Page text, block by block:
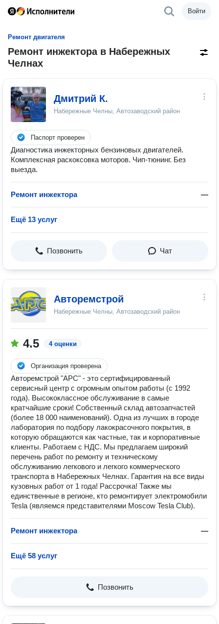
Войти
Ремонт двигателя
Ремонт инжектора в Набережных
Челнах
Дмитрий К.
Набережные Челны, Автозаводский район
Паспорт проверен
Диагностика инжекторных бензиновых двигателей.
Комплексная раскоксовка моторов. Чип-тюнинг. Без
выезда.
Ремонт инжектора —
Ещё 13 услуг
Позвонить Чат
Авторемстрой
Набережные Челны, Автозаводский район
4.5 4 оценки
Организация проверена
Авторемстрой "АРС" - это сертифицированный
сервисный центр с огромным опытом работы (с 1992
года). Высококлассное обслуживание в самые
кратчайшие сроки! Собственный склад автозапчастей
(более 18 000 наименований). Одна из лучших в городе
лаборатория по подбору лакокрасочного покрытия, в
которую обращаются как частные, так и корпоративные
клиенты. Работаем с НДС. Мы предлагаем широкий
перечень работ по ремонту и техническому
обслуживанию легкового и легкого коммерческого
транспорта в Набережных Челнах. Гарантия на все виды
кузовных работ от 1 года! Рассрочка! Также мы
единственные в регионе, кто ремонтирует электромобили
Tesla (являемся представителями Moscow Tesla Club).
Ремонт инжектора —
Ещё 58 услуг
Позвонить